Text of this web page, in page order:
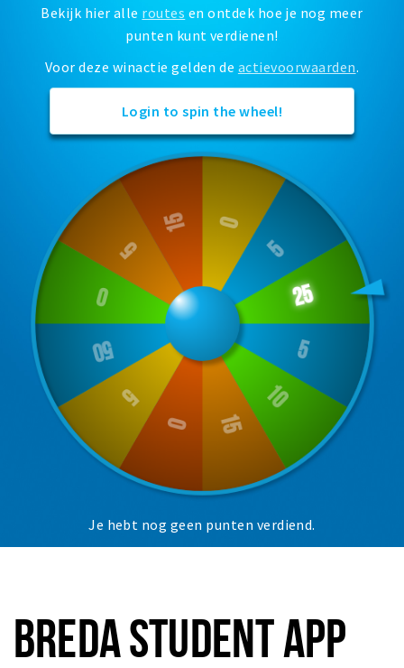
Draai aan het rad!
VRIJE TIJD
Sport
Bezienswaardigheden
Musea, theaters & podia
Uitjes & activiteiten
Studentenroutes
Natuurgebieden
Party pics
Eten
Drinken
Slapen
Recreatief
Bekijk hier alle routes en ontdek hoe je nog meer
punten kunt verdienen!
Voor deze winactie gelden de actievoorwaarden.
Login to spin the wheel!
Je hebt nog geen punten verdiend.
BREDA STUDENT APP